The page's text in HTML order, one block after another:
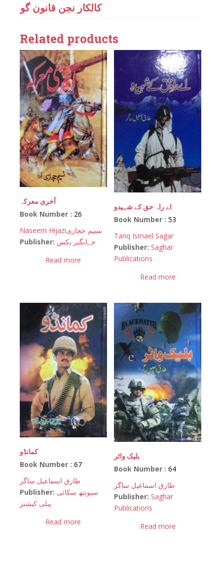
کالکار نجن قانون گو
Related products
آخری معرکہ
Book Number : 26
Naseem Hijaziنسیم حجازی
Publisher: جہانگیر بکس
Read more
اے راہ حق کے شہیدو
Book Number :53
Tariq Ismael Sagar
Publisher: Saghar
Publications
Read more
کمانڈو
Book Number : 67
طارق اسماعیل ساگر
Publisher: سیونتھ سکائی
پبلی کیشنز
Read more
بلیک واٹر
Book Number :64
طارق اسماعیل ساگر
Publisher: Saghar
Publications
Read more